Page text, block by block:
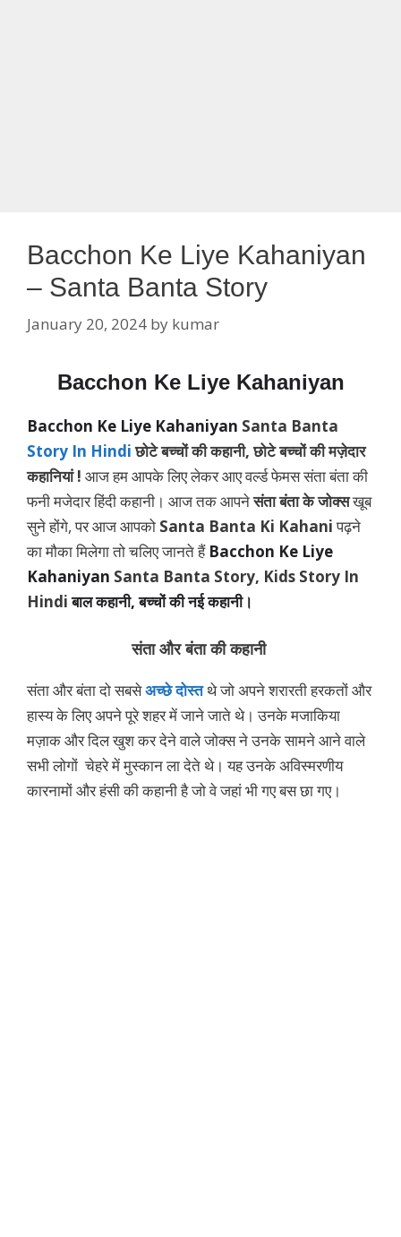
Bacchon Ke Liye Kahaniyan
– Santa Banta Story
January 20, 2024 by kumar
Bacchon Ke Liye Kahaniyan
Bacchon Ke Liye Kahaniyan Santa Banta
Story In Hindiछोटे बच्चों की कहानी, छोटे बच्चों की मज़ेदार
कहानियां ! आज हम आपके लिए लेकर आए वर्ल्ड फेमस संता बंता की
फनी मजेदार हिंदी कहानी। आज तक आपनेसंता बंता के जोक्सखूब
सुने होंगे, पर आज आपको Santa Banta Ki Kahaniपढ़ने
का मौका मिलेगा तो चलिए जानते हैं Bacchon Ke Liye
Kahaniyan Santa Banta Story, Kids Story In
Hindiबाल कहानी, बच्चों की नई कहानी।
संता और बंता की कहानी
संता और बंता दो सबसेअच्छे दोस्तथे जो अपने शरारती हरकतों और
हास्य के लिए अपने पूरे शहर में जाने जाते थे। उनके मजाकिया
मज़ाक और दिल खुश कर देने वाले जोक्स ने उनके सामने आने वाले
सभी लोगों चेहरे में मुस्कान ला देते थे। यह उनके अविस्मरणीय
कारनामों और हंसी की कहानी है जो वे जहां भी गए बस छा गए।